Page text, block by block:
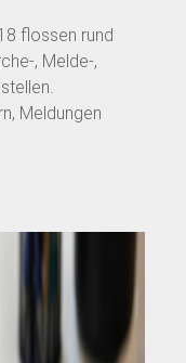
flossen rund
, Melde-,
Meldungen